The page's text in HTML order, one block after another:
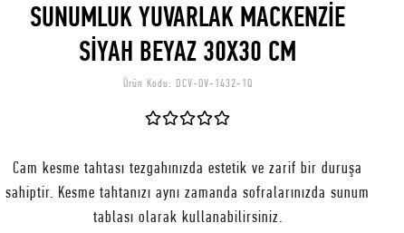
SUNUMLUK YUVARLAK MACKENZİE
SİYAH BEYAZ 30X30 CM
Ürün Kodu: DCV-OV-1432-1Q
Cam kesme tahtası tezgahınızda estetik ve zarif bir duruşa
sahiptir. Kesme tahtanızı aynı zamanda sofralarınızda sunum
tablası olarak kullanabilirsiniz.